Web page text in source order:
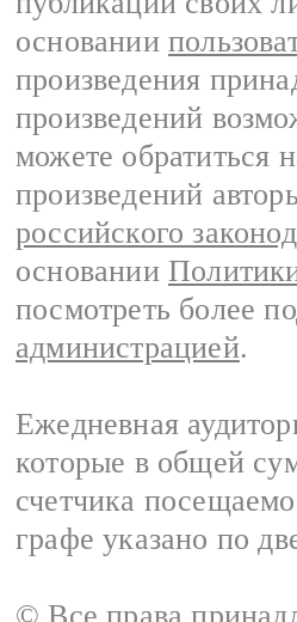
основании
произведения
произведений
можете обратиться
произведений
российского
основании
посмотреть более
администрацией.
Ежедневная
которые в общей
счетчика
графе указано по
© Все права